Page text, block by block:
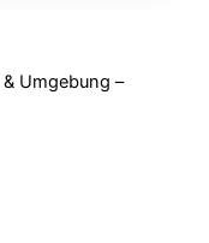
Umgebung –